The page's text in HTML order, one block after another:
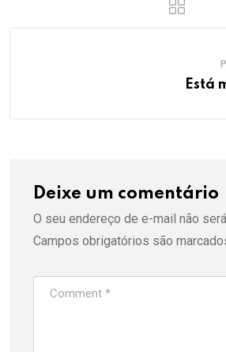
Está
Deixe um comentário
O seu endereço de e-mail não
Campos obrigatórios são